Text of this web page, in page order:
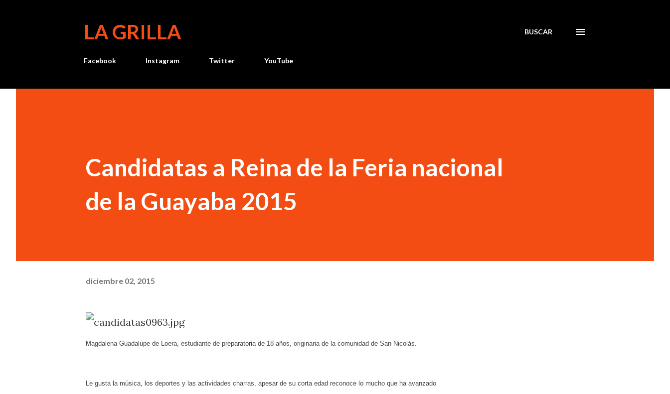
LA GRILLA BUSCAR
Facebook Instagram Twitter YouTube
Candidatas a Reina de la Feria nacional
de la Guayaba 2015
diciembre 02, 2015
Magdalena Guadalupe de Loera, estudiante de preparatoria de 18 años, originaria de la comunidad de San Nicolás.
Le gusta la música, los deportes y las actividades charras, apesar de su corta edad reconoce lo mucho que ha avanzado